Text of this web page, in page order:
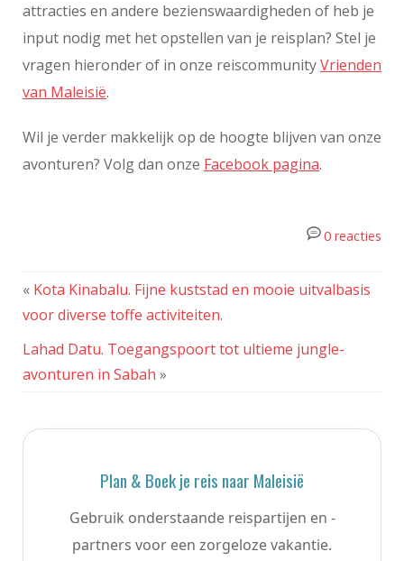
attracties en andere bezienswaardigheden of heb je
input nodig met het opstellen van je reisplan? Stel je
vragen hieronder of in onze reiscommunityVrienden
van Maleisië.
Wil je verder makkelijk op de hoogte blijven van onze
avonturen? Volg dan onze Facebook pagina.
0 reacties
« Kota Kinabalu. Fijne kuststad en mooie uitvalbasis
voor diverse toffe activiteiten.
Lahad Datu. Toegangspoort tot ultieme jungle-
avonturen in Sabah »
Plan & Boek je reis naar Maleisië
Gebruik onderstaande reispartijen en -
partners voor een zorgeloze vakantie.